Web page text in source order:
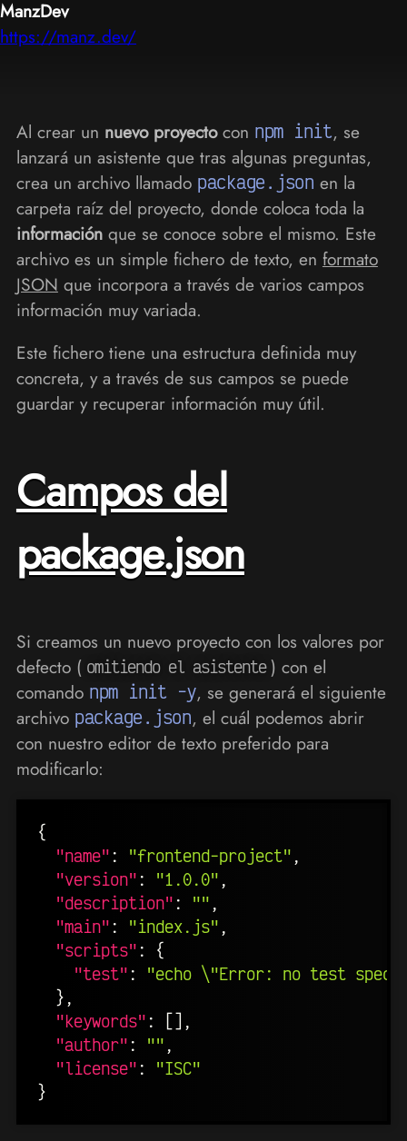
ManzDev
https://manz.dev/
Al crear un nuevo proyectocon npm init, se
lanzará un asistente que tras algunas preguntas,
crea un archivo llamado package.json en la
carpeta raíz del proyecto, donde coloca toda la
informaciónque se conoce sobre el mismo. Este
archivo es un simple fichero de texto, en formato
JSON que incorpora a través de varios campos
información muy variada.
Este fichero tiene una estructura definida muy
concreta, y a través de sus campos se puede
guardar y recuperar información muy útil.
Campos del
package.json
Si creamos un nuevo proyecto con los valores por
defecto ( omitiendo el asistente ) con el
comando npm init -y, se generará el siguiente
archivo package.json, el cuál podemos abrir
con nuestro editor de texto preferido para
modificarlo:
{
"name" : "frontend-project" ,
"version" : "1.0.0" ,
"description" : "" ,
"main" : "index.js" ,
"scripts" :
{
"test" :
"echo \"Error: no test
} ,
"keywords" : [] ,
"author" : "" ,
"license" :
"ISC"
}